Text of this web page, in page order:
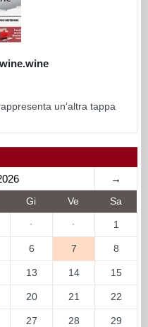
un’altra tappa
→
Gi Ve Sa
· · 1
6 7 8
13 14 15
20 21 22
27 28 29